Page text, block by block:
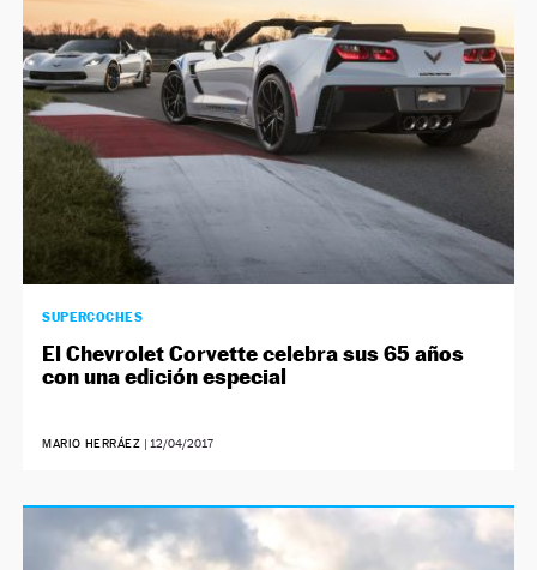
SUPERCOCHES
El Chevrolet Corvette celebra sus 65 años
con una edición especial
MARIO HERRÁEZ | 12/04/2017